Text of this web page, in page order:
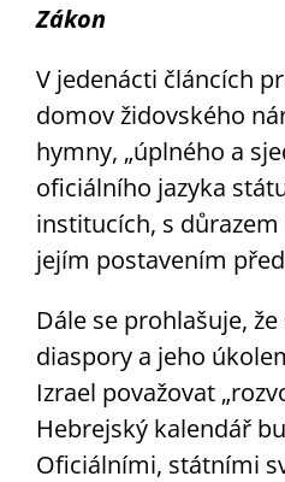
Zákon
V jedenácti článcích
domov židovského
hymny, „úplného a
oficiálního jazyka
institucích, s
jejím postavením
Dále se prohlašuje,
diaspory a jeho
Izrael považovat
Hebrejský kalendář
Oficiálními, státními